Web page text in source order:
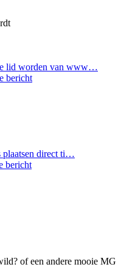
lid worden van www…
bericht
plaatsen direct ti…
bericht
of een andere mooie MG